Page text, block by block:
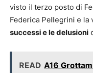
visto il terzo posto di
Federica Pellegrini e la
successi e le delusioni
READ A16